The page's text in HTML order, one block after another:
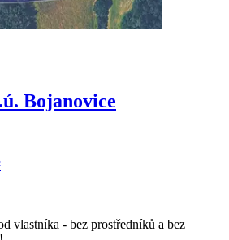
Bojanovice
vlastníka - bez prostředníků a bez